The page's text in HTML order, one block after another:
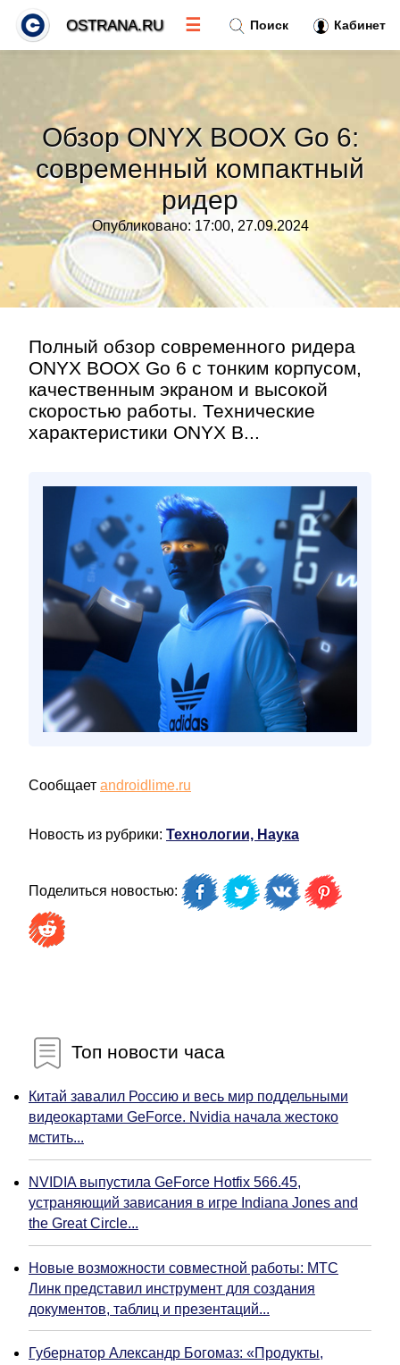
Обзор ONYX BOOX Go 6:
современный компактный
ридер
Опубликовано: 17:00, 27.09.2024
Полный обзор современного ридера
ONYX BOOX Go 6 с тонким корпусом,
качественным экраном и высокой
скоростью работы. Технические
характеристики ONYX B...
Сообщает androidlime.ru
Новость из рубрики: Технологии, Наука
Поделиться новостью:
Топ новости часа
Китай завалил Россию и весь мир поддельными
видеокартами GeForce. Nvidia начала жестоко
мстить...
NVIDIA выпустила GeForce Hotfix 566.45,
устраняющий зависания в игре Indiana Jones and
the Great Circle...
Новые возможности совместной работы: МТС
Линк представил инструмент для создания
документов, таблиц и презентаций...
Губернатор Александр Богомаз: «Продукты,
Поиск Кабинет
OSTRANA.RU ☰
Тренды новостей »
Рубрики»
Правила
Контакт»